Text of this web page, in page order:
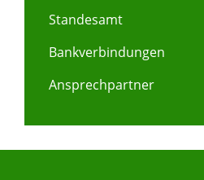
Standesamt
Bankverbindungen
Ansprechpartner